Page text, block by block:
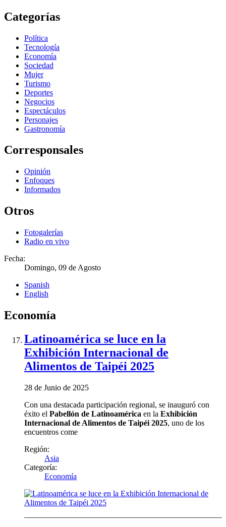
Categorías
Política
Tecnología
Economía
Sociedad
Mujer
Turismo
Deportes
Negocios
Espectáculos
Personajes
Gastronomía
Corresponsales
Opinión
Enfoques
Informados
Otros
Fotogalerías
Radio en vivo
Fecha:
Domingo, 09 de Agosto
Spanish
English
Economía
Latinoamérica se luce en la
Exhibición Internacional de
Alimentos de Taipéi 2025
28 de Junio de 2025
Con una destacada participación regional, se inauguró con
éxito el Pabellón de Latinoamérica en la Exhibición
Internacional de Alimentos de Taipéi 2025, uno de los
encuentros come
Región:
Asia
Categoría:
Economía